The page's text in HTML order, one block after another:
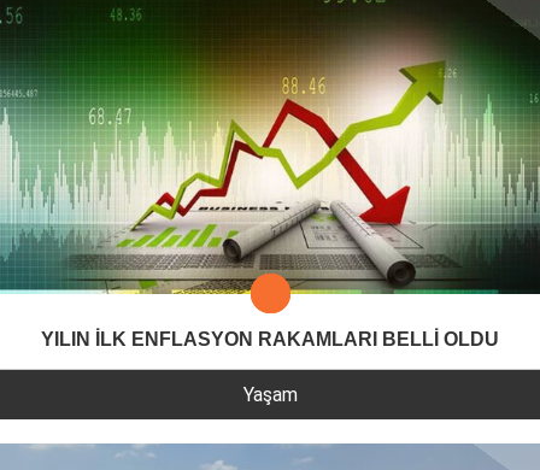
YILIN İLK ENFLASYON RAKAMLARI BELLİ OLDU
Yaşam